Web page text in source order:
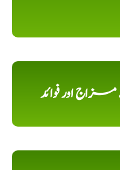
اور فوائد